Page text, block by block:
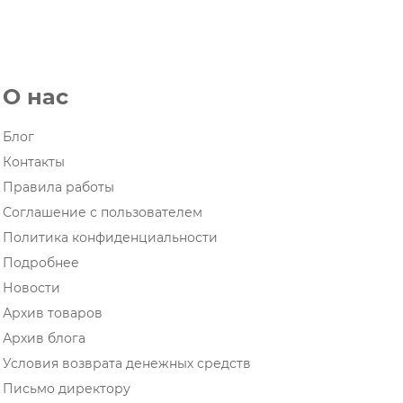
О нас
Блог
Контакты
Правила работы
Соглашение с пользователем
Политика конфиденциальности
Подробнее
Новости
Архив товаров
Архив блога
Условия возврата денежных средств
Письмо директору